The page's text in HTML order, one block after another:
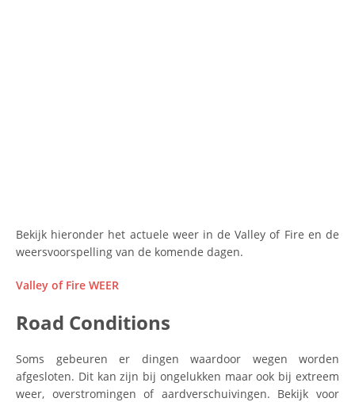
Bekijk hieronder het actuele weer in de Valley of Fire en de
weersvoorspelling van de komende dagen.
Valley of Fire WEER
Road Conditions
Soms gebeuren er dingen waardoor wegen worden
afgesloten. Dit kan zijn bij ongelukken maar ook bij extreem
weer, overstromingen of aardverschuivingen. Bekijk voor